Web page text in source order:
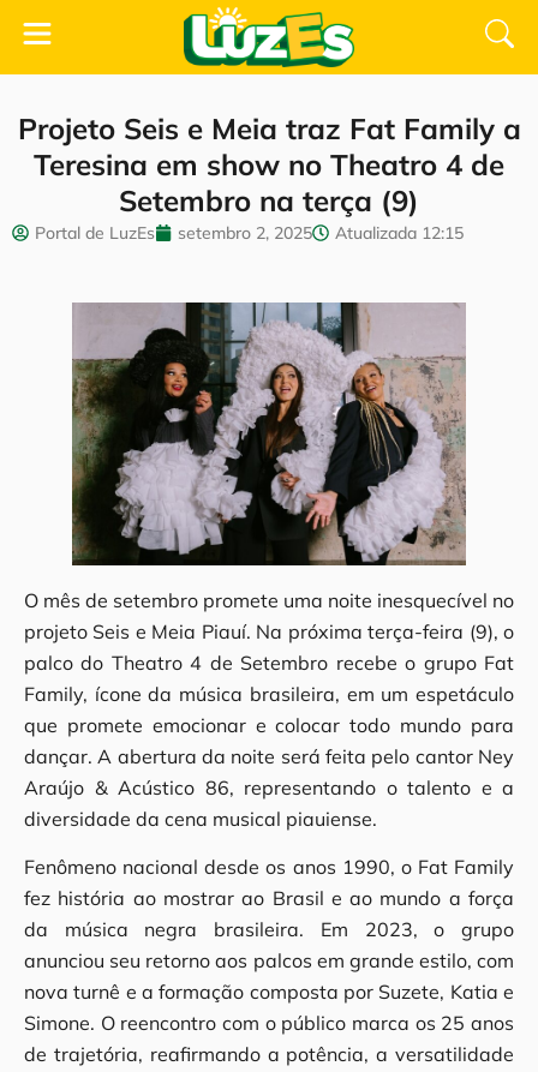
Projeto Seis e Meia traz Fat Family a
Teresina em show no Theatro 4 de
Setembro na terça (9)
Portal de LuzEs setembro 2, 2025 Atualizada 12:15
O mês de setembro promete uma noite inesquecível no
projeto Seis e Meia Piauí. Na próxima terça-feira (9), o
palco do Theatro 4 de Setembro recebe o grupo Fat
Family, ícone da música brasileira, em um espetáculo
que promete emocionar e colocar todo mundo para
dançar. A abertura da noite será feita pelo cantor Ney
Araújo & Acústico 86, representando o talento e a
diversidade da cena musical piauiense.
Fenômeno nacional desde os anos 1990, o Fat Family
fez história ao mostrar ao Brasil e ao mundo a força
da música negra brasileira. Em 2023, o grupo
anunciou seu retorno aos palcos em grande estilo, com
nova turnê e a formação composta por Suzete, Katia e
Simone. O reencontro com o público marca os 25 anos
de trajetória, reafirmando a potência, a versatilidade